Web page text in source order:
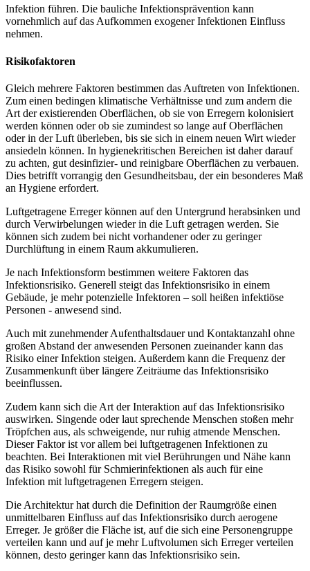
Infektion führen. Die bauliche Infektionsprävention kann
vornehmlich auf das Aufkommen exogener Infektionen Einfluss
nehmen.
Risikofaktoren
Gleich mehrere Faktoren bestimmen das Auftreten von Infektionen.
Zum einen bedingen klimatische Verhältnisse und zum andern die
Art der existierenden Oberflächen, ob sie von Erregern kolonisiert
werden können oder ob sie zumindest so lange auf Oberflächen
oder in der Luft überleben, bis sie sich in einem neuen Wirt wieder
ansiedeln können. In hygienekritischen Bereichen ist daher darauf
zu achten, gut desinfizier- und reinigbare Oberflächen zu verbauen.
Dies betrifft vorrangig den Gesundheitsbau, der ein besonderes Maß
an Hygiene erfordert.
Luftgetragene Erreger können auf den Untergrund herabsinken und
durch Verwirbelungen wieder in die Luft getragen werden. Sie
können sich zudem bei nicht vorhandener oder zu geringer
Durchlüftung in einem Raum akkumulieren.
Je nach Infektionsform bestimmen weitere Faktoren das
Infektionsrisiko. Generell steigt das Infektionsrisiko in einem
Gebäude, je mehr potenzielle Infektoren – soll heißen infektiöse
Personen - anwesend sind.
Auch mit zunehmender Aufenthaltsdauer und Kontaktanzahl ohne
großen Abstand der anwesenden Personen zueinander kann das
Risiko einer Infektion steigen. Außerdem kann die Frequenz der
Zusammenkunft über längere Zeiträume das Infektionsrisiko
beeinflussen.
Zudem kann sich die Art der Interaktion auf das Infektionsrisiko
auswirken. Singende oder laut sprechende Menschen stoßen mehr
Tröpfchen aus, als schweigende, nur ruhig atmende Menschen.
Dieser Faktor ist vor allem bei luftgetragenen Infektionen zu
beachten. Bei Interaktionen mit viel Berührungen und Nähe kann
das Risiko sowohl für Schmierinfektionen als auch für eine
Infektion mit luftgetragenen Erregern steigen.
Die Architektur hat durch die Definition der Raumgröße einen
unmittelbaren Einfluss auf das Infektionsrisiko durch aerogene
Erreger. Je größer die Fläche ist, auf die sich eine Personengruppe
verteilen kann und auf je mehr Luftvolumen sich Erreger verteilen
können, desto geringer kann das Infektionsrisiko sein.